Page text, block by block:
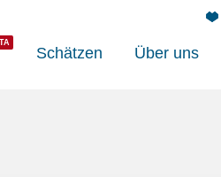
Schätzen Über uns